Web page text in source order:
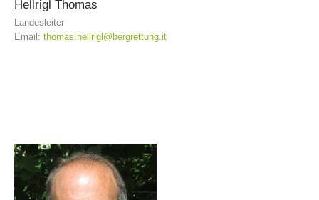
Hellrigl Thomas
Landesleiter
Email: thomas.hellrigl@bergrettung.it